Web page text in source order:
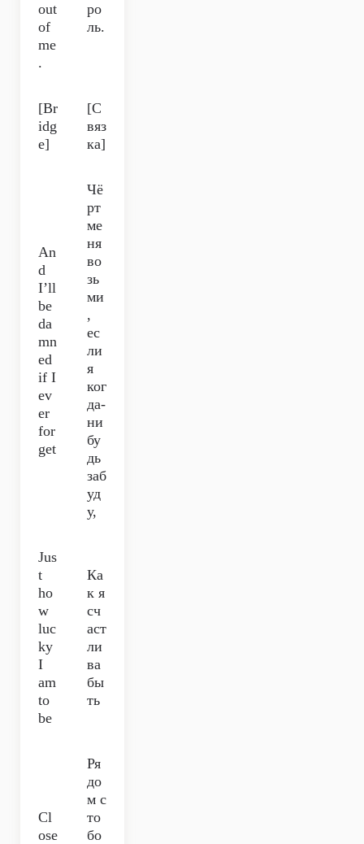
out
of
me
.
ро
ль.
[Br
idg
e]
[С
вяз
ка]
An
d
I’ll
be
da
mn
ed
if I
ev
er
for
get
Чё
рт
ме
ня
во
зь
ми
,
ес
ли
я
ког
да-
ни
бу
дь
заб
уд
у,
Jus
t
ho
w
luc
ky
I
am
to
be
Ка
к я
сч
аст
ли
ва
бы
ть
Cl
ose
Ря
до
м с
то
бо